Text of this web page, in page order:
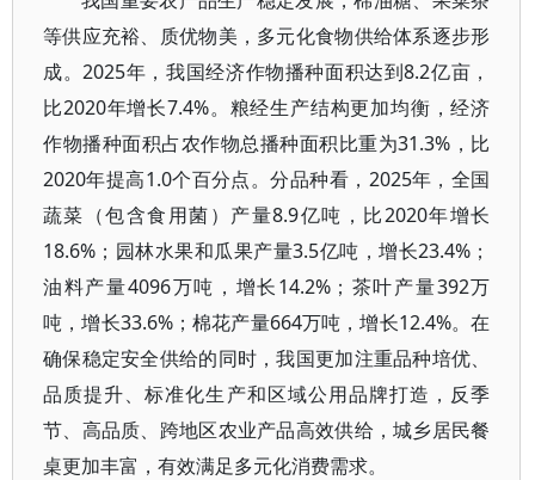
等供应充裕、质优物美，多元化食物供给体系逐步形
成。2025年，我国经济作物播种面积达到8.2亿亩，
比2020年增长7.4%。粮经生产结构更加均衡，经济
作物播种面积占农作物总播种面积比重为31.3%，比
2020年提高1.0个百分点。分品种看，2025年，全国
蔬菜（包含食用菌）产量8.9亿吨，比2020年增长
18.6%；园林水果和瓜果产量3.5亿吨，增长23.4%；
油料产量4096万吨，增长14.2%；茶叶产量392万
吨，增长33.6%；棉花产量664万吨，增长12.4%。在
确保稳定安全供给的同时，我国更加注重品种培优、
品质提升、标准化生产和区域公用品牌打造，反季
节、高品质、跨地区农业产品高效供给，城乡居民餐
桌更加丰富，有效满足多元化消费需求。